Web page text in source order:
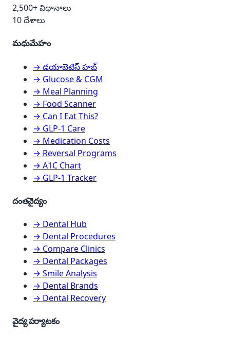
2,500+ విధానాలు
10 దేశాలు
మధుమేహం
→ డయాబెటిస్ హబ్
→ Glucose & CGM
→ Meal Planning
→ Food Scanner
→ Can I Eat This?
→ GLP-1 Care
→ Medication Costs
→ Reversal Programs
→ A1C Chart
→ GLP-1 Tracker
దంతవైద్యం
→ Dental Hub
→ Dental Procedures
→ Compare Clinics
→ Dental Packages
→ Smile Analysis
→ Dental Brands
→ Dental Recovery
వైద్య పర్యాటకం